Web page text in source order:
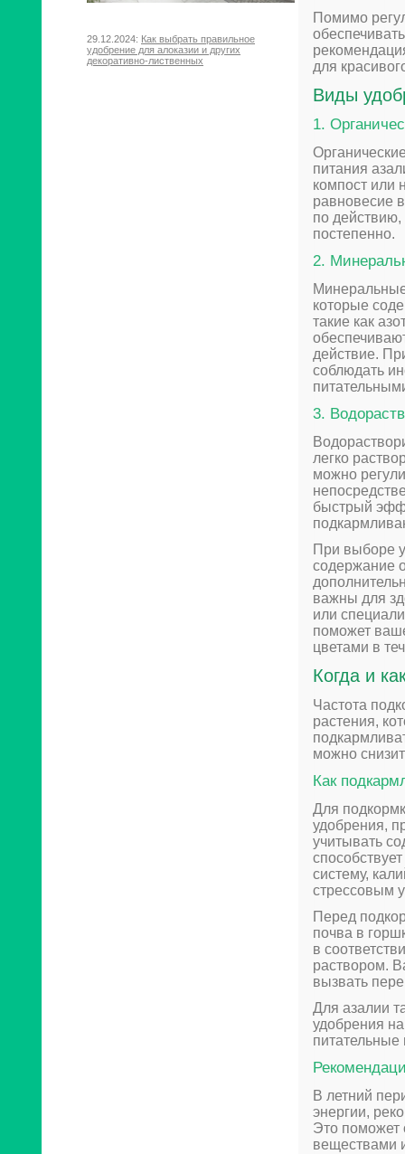
29.12.2024: Как выбрать правильное
удобрение для алоказии и других
декоративно-лиственных
Помимо
для
Виды
1.
питания
компост или
равновесие
по действию,
постепенно.
2.
которые
такие как
действие.
соблюдать
3.
легко
можно
быстрый
При выборе
содержание
важны для
или
поможет
цветами в
Когда и
Частота
растения,
можно
Как
Для
удобрения,
учитывать
систему,
стрессовым
Перед
почва в
в
раствором.
вызвать
Для азалии
удобрения
В летний
энергии,
Это поможет
веществами